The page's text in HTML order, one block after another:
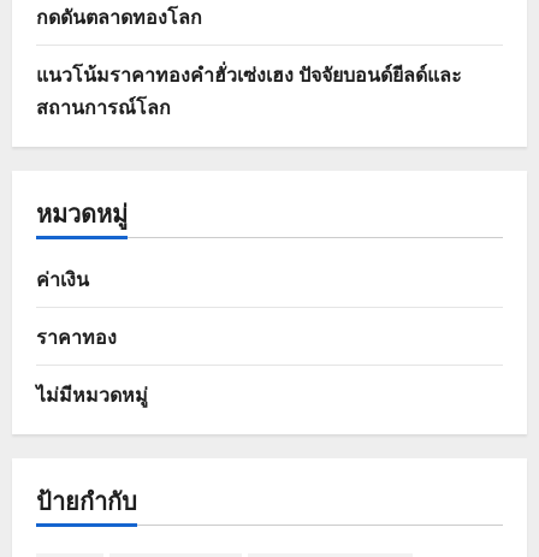
กดดันตลาดทองโลก
แนวโน้มราคาทองคำฮั่วเซ่งเฮง ปัจจัยบอนด์ยีลด์และ
สถานการณ์โลก
หมวดหมู่
ค่าเงิน
ราคาทอง
ไม่มีหมวดหมู่
ป้ายกำกับ